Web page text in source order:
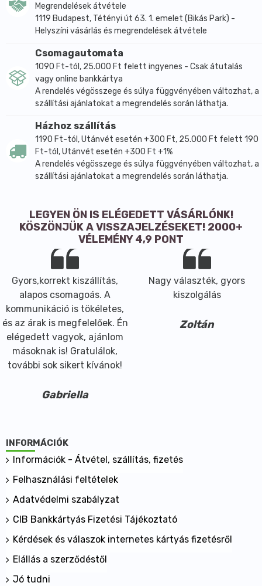
Megrendelések átvétele
1119 Budapest, Tétényi út 63. 1. emelet (Bikás Park) -
Helyszíni vásárlás és megrendelések átvétele
Csomagautomata
1090 Ft-tól, 25.000 Ft felett ingyenes - Csak átutalás
vagy online bankkártya
A rendelés végösszege és súlya függvényében változhat, a
szállítási ajánlatokat a megrendelés során láthatja.
Házhoz szállítás
1190 Ft-tól, Utánvét esetén +300 Ft, 25.000 Ft felett 190
Ft-tól, Utánvét esetén +300 Ft +1%
A rendelés végösszege és súlya függvényében változhat, a
szállítási ajánlatokat a megrendelés során láthatja.
LEGYEN ÖN IS ELÉGEDETT VÁSÁRLÓNK!
KÖSZÖNJÜK A VISSZAJELZÉSEKET! 2000+
VÉLEMÉNY 4,9 PONT
Gyors,korrekt kiszállítás,
alapos csomagoás. A
kommunikáció is tökéletes,
és az árak is megfelelőek. Én
elégedett vagyok, ajánlom
másoknak is! Gratulálok,
további sok sikert kívánok!
Gabriella
Nagy választék, gyors
kiszolgálás
Zoltán
INFORMÁCIÓK
Információk - Átvétel, szállítás, fizetés
Felhasználási feltételek
Adatvédelmi szabályzat
CIB Bankkártyás Fizetési Tájékoztató
Kérdések és válaszok internetes kártyás fizetésről
Elállás a szerződéstől
Jó tudni